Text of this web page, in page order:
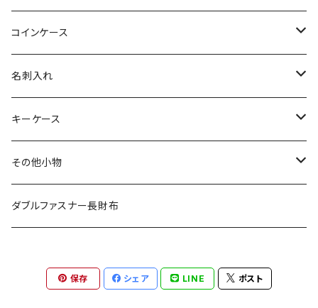
その他の革
エレファント
その他の革
リザード
エレファント
その他の革
シャーク
リザード
エレファント
その他の革
オーストリッチ
シャーク
リザード
エレファント
その他の革
ダイヤモンドパイソン
オーストリッチ
シャーク
リザード
エレファント
クロコダイル
ダイヤモンドパイソン
オーストリッチ
シャーク
リザード
その他の革
コインケース
クロコダイル
ダイヤモンドパイソン
オーストリッチ
シャーク
エレファント
名刺入れ
クロコダイル
ダイヤモンドパイソン
オーストリッチ
リザード
キーケース
クロコダイル
ダイヤモンドパイソン
シャーク
その他小物
クロコダイル
オーストリッチ
ダブルファスナー長財布
保存 シェア LINE ポスト